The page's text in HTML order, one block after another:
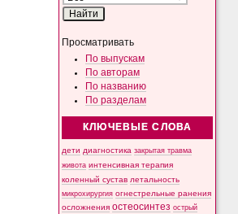
Просматривать
По выпускам
По авторам
По названию
По разделам
КЛЮЧЕВЫЕ СЛОВА
дети диагностика закрытая травма
живота интенсивная терапия
коленный сустав летальность
микрохирургия огнестрельные ранения
осложнения остеосинтез острый